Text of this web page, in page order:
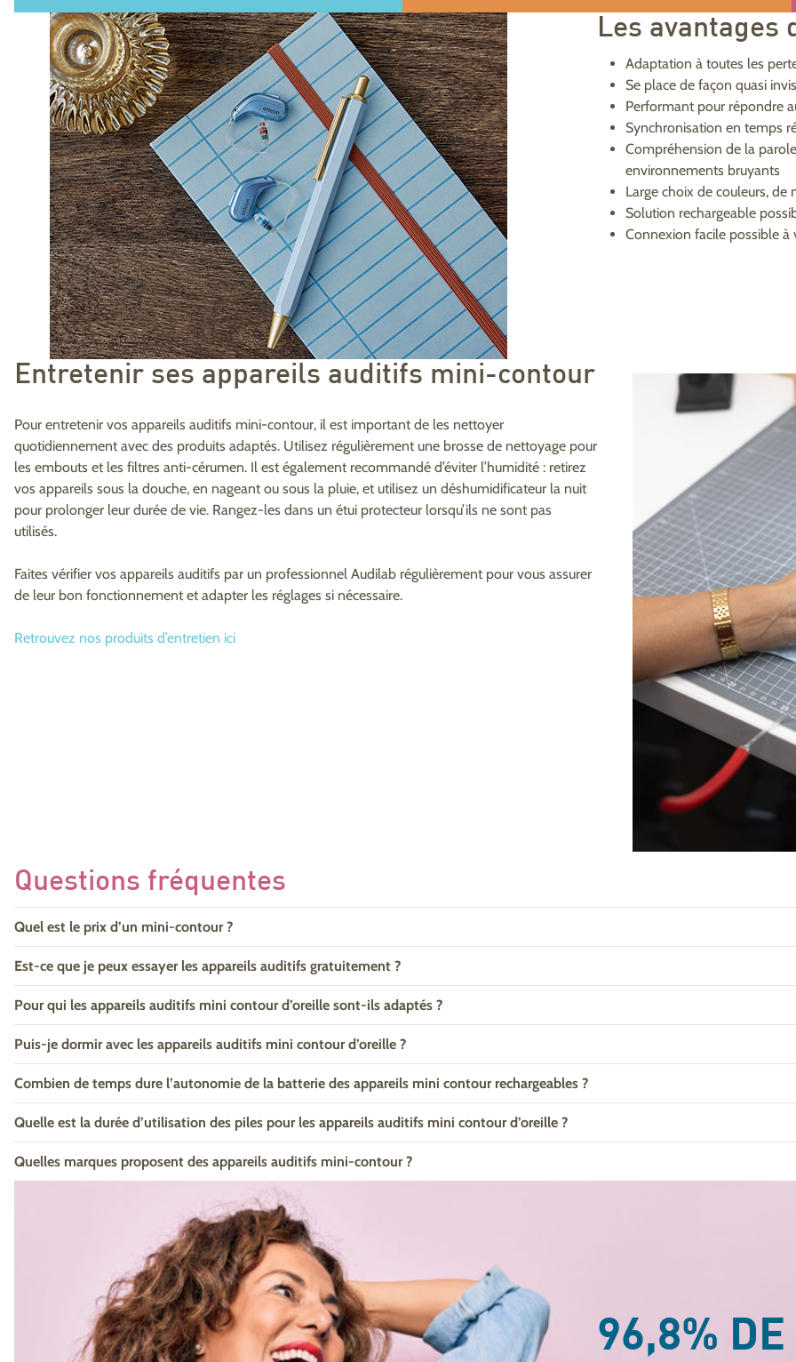
Les avantages
Adaptation à toutes les
Se place de façon quasi
Performant pour répondre
Synchronisation en temps
Compréhension de la
environnements bruyants
Large choix de couleurs,
Solution rechargeable
Connexion facile possible
Entretenir ses appareils auditifs mini-contour
Pour entretenir vos appareils auditifs mini-contour, il est important de les nettoyer
quotidiennement avec des produits adaptés. Utilisez régulièrement une brosse de nettoyage pour
les embouts et les filtres anti-cérumen. Il est également recommandé d’éviter l’humidité : retirez
vos appareils sous la douche, en nageant ou sous la pluie, et utilisez un déshumidificateur la nuit
pour prolonger leur durée de vie. Rangez-les dans un étui protecteur lorsqu’ils ne sont pas
utilisés.
Faites vérifier vos appareils auditifs par un professionnel Audilab régulièrement pour vous assurer
de leur bon fonctionnement et adapter les réglages si nécessaire.
Retrouvez nos produits d’entretien ici
Questions fréquentes
Quel est le prix d’un mini-contour ?
Est-ce que je peux essayer les appareils auditifs gratuitement ?
Pour qui les appareils auditifs mini contour d’oreille sont-ils adaptés ?
Puis-je dormir avec les appareils auditifs mini contour d’oreille ?
Combien de temps dure l’autonomie de la batterie des appareils mini contour rechargeables ?
Quelle est la durée d’utilisation des piles pour les appareils auditifs mini contour d’oreille ?
Quelles marques proposent des appareils auditifs mini-contour ?
96,8% DE